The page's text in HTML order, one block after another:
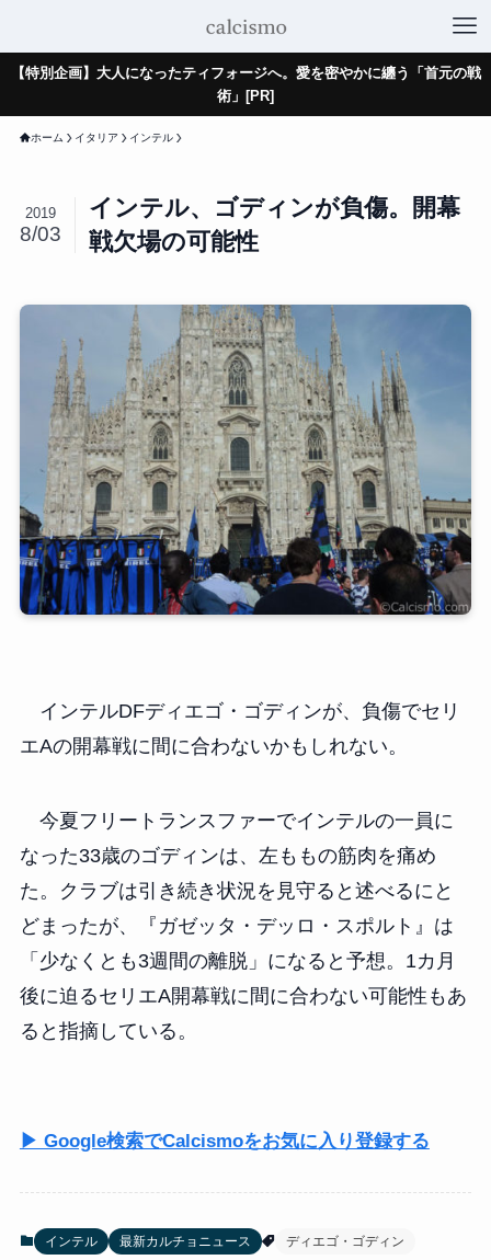
【特別企画】大人になったティフォージへ。愛を密やかに纏う「首元の戦
術」[PR]
ホーム イタリア インテル
インテル、ゴディンが負傷。開幕
戦欠場の可能性
2019
8/03
インテルDFディエゴ・ゴディンが、負傷でセリ
エAの開幕戦に間に合わないかもしれない。
今夏フリートランスファーでインテルの一員に
なった33歳のゴディンは、左ももの筋肉を痛め
た。クラブは引き続き状況を見守ると述べるにと
どまったが、『ガゼッタ・デッロ・スポルト』は
「少なくとも3週間の離脱」になると予想。1カ月
後に迫るセリエA開幕戦に間に合わない可能性もあ
ると指摘している。
▶ Google検索でCalcismoをお気に入り登録する
インテル 最新カルチョニュース ディエゴ・ゴディン